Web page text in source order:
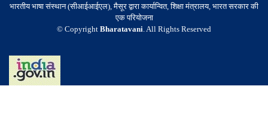
भारतीय भाषा संस्थान (सीआईआईएल), मैसूर द्वारा कार्यान्वित, शिक्षा मंत्रालय, भारत सरकार की
एक परियोजना
© Copyright Bharatavani. All Rights Reserved